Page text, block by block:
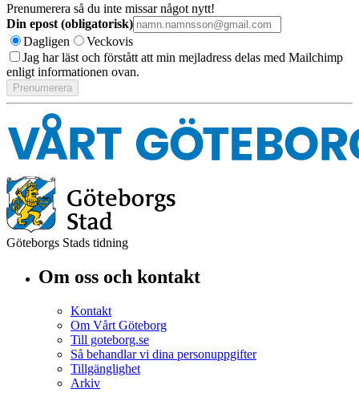
Prenumerera så du inte missar något nytt!
Din epost (obligatorisk)
Dagligen
Veckovis
Jag har läst och förstått att min mejladress delas med Mailchimp
enligt informationen ovan.
Göteborgs Stads tidning
Om oss och kontakt
Kontakt
Om Vårt Göteborg
Till goteborg.se
Så behandlar vi dina personuppgifter
Tillgänglighet
Arkiv